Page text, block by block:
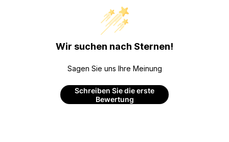
Wir suchen nach Sternen!
Sagen Sie uns Ihre Meinung
Schreiben Sie die erste
Bewertung